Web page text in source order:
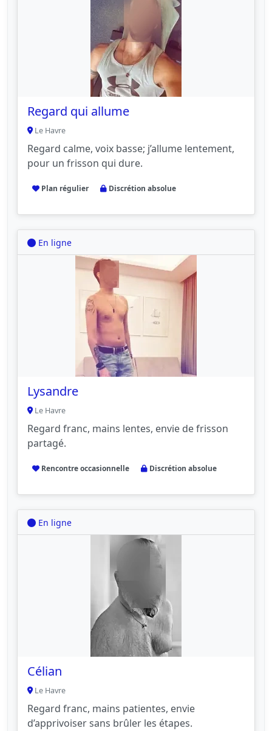
Regard qui allume
Le Havre
Regard calme, voix basse; j’allume lentement,
pour un frisson qui dure.
Plan régulier Discrétion absolue
En ligne
Lysandre
Le Havre
Regard franc, mains lentes, envie de frisson
partagé.
Rencontre occasionnelle Discrétion absolue
En ligne
Célian
Le Havre
Regard franc, mains patientes, envie
d’apprivoiser sans brûler les étapes.